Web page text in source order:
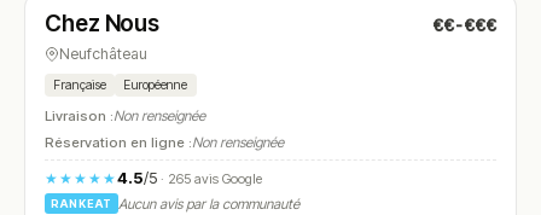
N° 10
Chez Nous €€-€€€
Neufchâteau
Française Européenne
Livraison :Non renseignée
Réservation en ligne :Non renseignée
★★★★★4.5/5· 265 avis Google
RANKEAT
Aucun avis par la communauté